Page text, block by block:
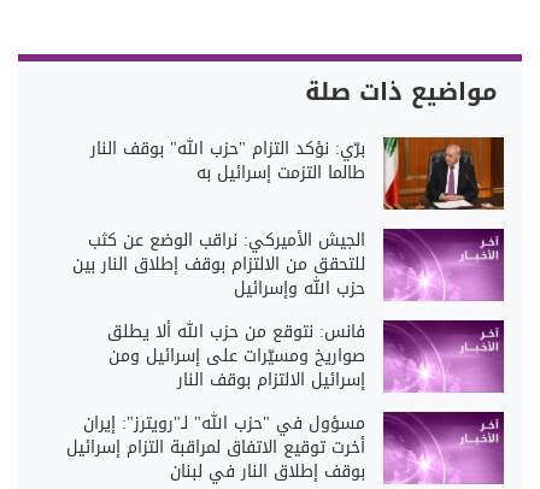
مواضيع ذات صلة
برّي: نؤكد التزام "حزب الله" بوقف النار
طالما التزمت إسرائيل به
الجيش الأميركي: نراقب الوضع عن كثب
للتحقق من الالتزام بوقف إطلاق النار بين
حزب الله وإسرائيل
فانس: نتوقع من حزب الله ألا يطلق
صواريخ ومسيّرات على إسرائيل ومن
إسرائيل الالتزام بوقف النار
مسؤول في "حزب الله" لـ"رويترز": إيران
أخرت توقيع الاتفاق لمراقبة التزام إسرائيل
بوقف إطلاق النار في لبنان